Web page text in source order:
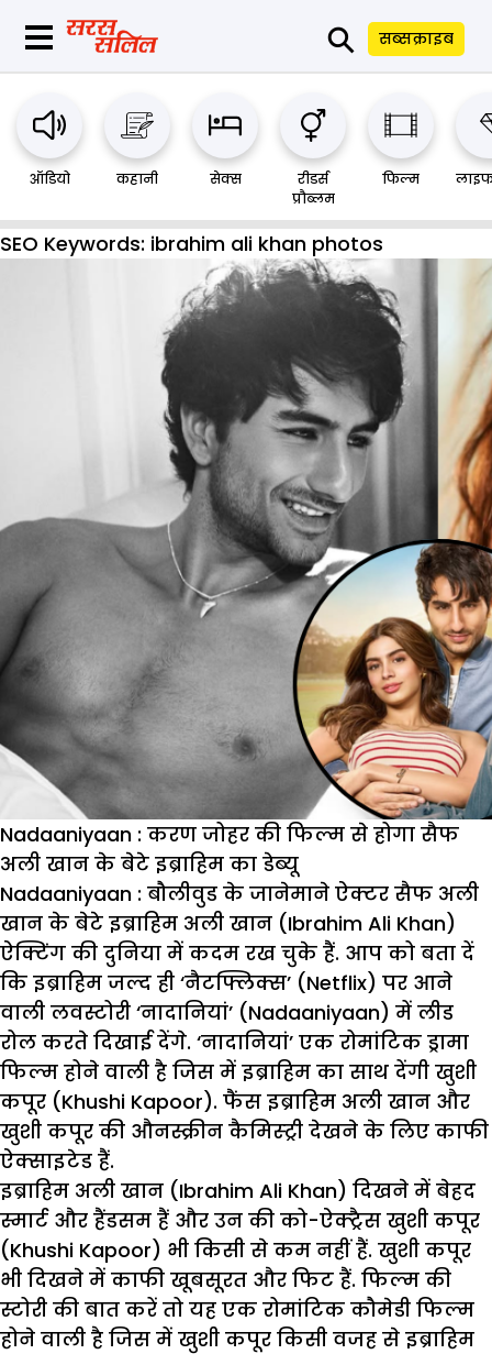
⚲ सब्सक्राइब
ऑडियो कहानी सेक्स
रीडर्स
प्रौब्लम
फिल्म
SEO Keywords: ibrahim ali khan photos
Nadaaniyaan : करण जोहर की फिल्म से होगा सैफ
अली खान के बेटे इब्राहिम का डेब्यू
Nadaaniyaan : बौलीवुड के जानेमाने ऐक्टर सैफ अली
खान के बेटे इब्राहिम अली खान (Ibrahim Ali Khan)
ऐक्टिंग की दुनिया में कदम रख चुके हैं. आप को बता दें
कि इब्राहिम जल्द ही ‘नैटफ्लिक्स’ (Netflix) पर आने
वाली लवस्टोरी ‘नादानियां’ (Nadaaniyaan) में लीड
रोल करते दिखाई देंगे. ‘नादानियां’ एक रोमांटिक ड्रामा
फिल्म होने वाली है जिस में इब्राहिम का साथ देंगी खुशी
कपूर (Khushi Kapoor). फैंस इब्राहिम अली खान और
खुशी कपूर की औनस्क्रीन कैमिस्ट्री देखने के लिए काफी
ऐक्साइटेड हैं.
इब्राहिम अली खान (Ibrahim Ali Khan) दिखने में बेहद
स्मार्ट और हैंडसम हैं और उन की को-ऐक्ट्रैस खुशी कपूर
(Khushi Kapoor) भी किसी से कम नहीं हैं. खुशी कपूर
भी दिखने में काफी खूबसूरत और फिट हैं. फिल्म की
स्टोरी की बात करें तो यह एक रोमांटिक कौमेडी फिल्म
होने वाली है जिस में खुशी कपूर किसी वजह से इब्राहिम